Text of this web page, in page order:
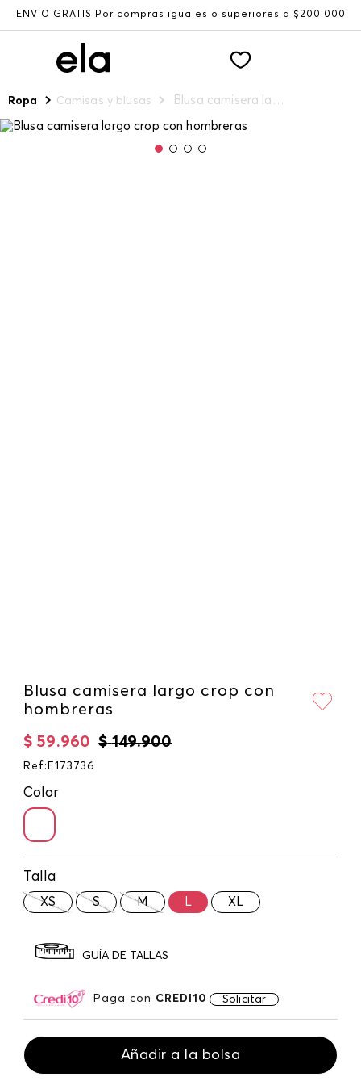
ENVÍO GRATIS Por compras iguales o superiores a $200.000
Ropa Camisas y blusas Blusa camisera largo crop con hombreras
Blusa camisera largo crop con
hombreras
$ 149.900
$ 59.960
Ref : E173736
Color
Talla
XS S M L XL
GUÍA DE TALLAS
Paga con CREDI10 Solicitar
Añadir a la bolsa